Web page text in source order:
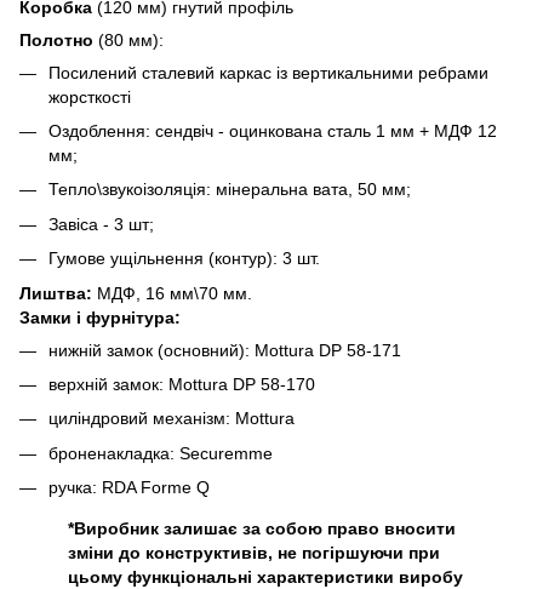
Коробка (120 мм) гнутий профіль
Полотно (80 мм):
Посилений сталевий каркас із вертикальними ребрами
жорсткості
Оздоблення: сендвіч - оцинкована сталь 1 мм + МДФ 12
мм;
Тепло\звукоізоляція: мінеральна вата, 50 мм;
Завіса - 3 шт;
Гумове ущільнення (контур): 3 шт.
Лиштва: МДФ, 16 мм\70 мм.
Замки і фурнітура:
нижній замок (основний): Mottura DP 58-171
верхній замок: Mottura DP 58-170
циліндровий механізм: Mottura
броненакладка: Securemme
ручка: RDA Forme Q
*Виробник залишає за собою право вносити
зміни до конструктивів, не погіршуючи при
цьому функціональні характеристики виробу